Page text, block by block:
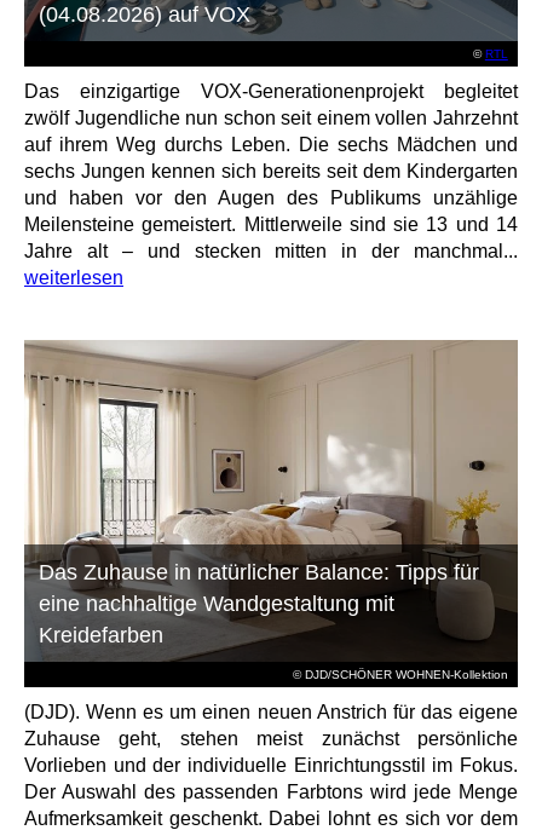
©RTL
(04.08.2026) auf VOX
Das einzigartige VOX-Generationenprojekt begleitet
zwölf Jugendliche nun schon seit einem vollen Jahrzehnt
auf ihrem Weg durchs Leben. Die sechs Mädchen und
sechs Jungen kennen sich bereits seit dem Kindergarten
und haben vor den Augen des Publikums unzählige
Meilensteine gemeistert. Mittlerweile sind sie 13 und 14
Jahre alt – und stecken mitten in der manchmal...
weiterlesen
© DJD/SCHÖNER WOHNEN-Kollektion
Das Zuhause in natürlicher Balance: Tipps für
eine nachhaltige Wandgestaltung mit
Kreidefarben
(DJD). Wenn es um einen neuen Anstrich für das eigene
Zuhause geht, stehen meist zunächst persönliche
Vorlieben und der individuelle Einrichtungsstil im Fokus.
Der Auswahl des passenden Farbtons wird jede Menge
Aufmerksamkeit geschenkt. Dabei lohnt es sich vor dem